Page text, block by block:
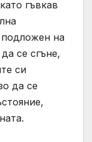
гъвкав
подложен на
се сгъне,
си
да се